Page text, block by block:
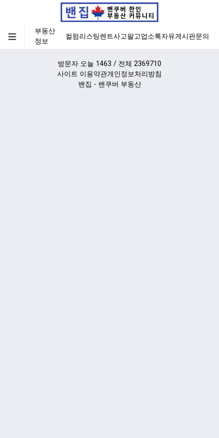
부동산
정보
컬럼리스팅렌트사고팔고업소록자유게시판문의
방문자 오늘 1463 / 전체 2369710
사이트 이용약관개인정보처리방침
밴집 - 밴쿠버 부동산